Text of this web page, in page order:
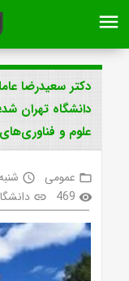
menu
دکتر سعیدرضا
دانشگاه تهران
علوم و
folder_open عمومی access_time شنبه 11 شهریور 1402 ساعت 7:12
visibility
469
link